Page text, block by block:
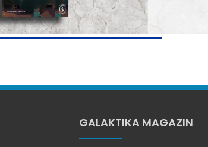
GALAKTIKA MAGAZIN